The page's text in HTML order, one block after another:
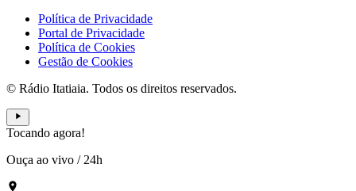
Política de Privacidade
Portal de Privacidade
Política de Cookies
Gestão de Cookies
© Rádio Itatiaia. Todos os direitos reservados.
Tocando agora!
Ouça ao vivo / 24h